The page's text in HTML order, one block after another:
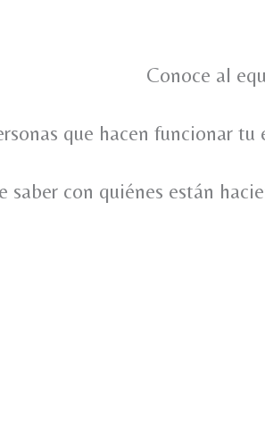
Conoce al
que hacen funcionar
saber con quiénes están